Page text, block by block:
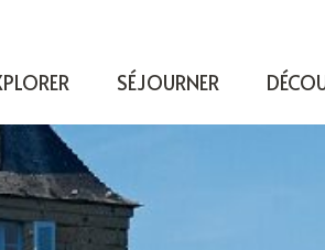
SÉJOURNER